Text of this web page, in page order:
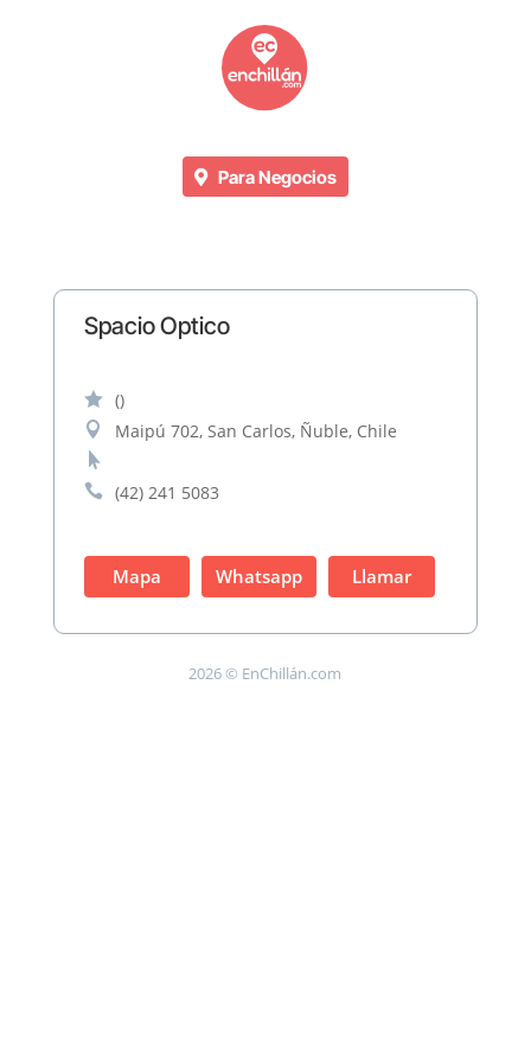
Para Negocios
Spacio Optico
 ()
 Maipú 702, San Carlos, Ñuble, Chile


(42) 241 5083
Mapa Whatsapp Llamar
2026 © EnChillán.com